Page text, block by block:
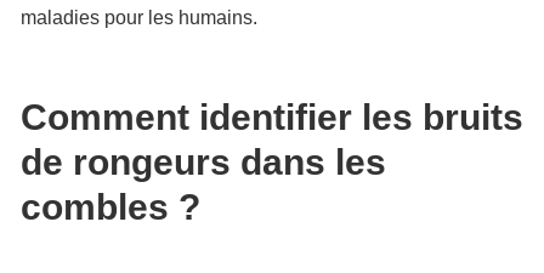
maladies pour les humains.
Comment identifier les bruits
de rongeurs dans les
combles ?